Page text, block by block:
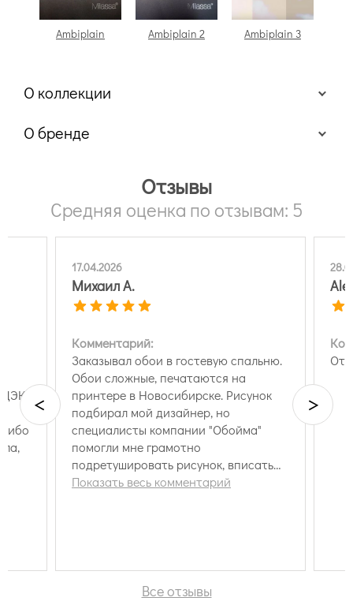
Ambiplain Ambiplain 2 Ambiplain 3
О коллекции
О бренде
Отзывы
Средняя оценка по отзывам: 5
17.04.2026
Михаил А.
Комментарий:
Заказывал обои в гостевую спальню.
Обои сложные, печатаются на
принтере в Новосибирске. Рисунок
подбирал мой дизайнер, но
специалисты компании "Обойма"
помогли мне грамотно
подретушировать рисунок, вписать
его в нужный размер. Привезли
Показать весь комментарий
< >
Все отзывы